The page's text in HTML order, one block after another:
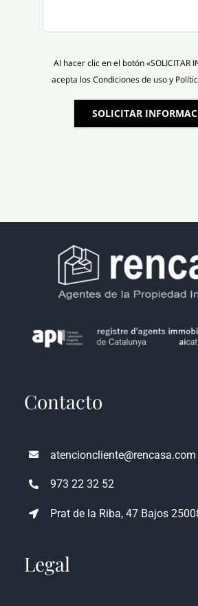
Al hacer clic en el botón «SOLICITAR
acepta los Condiciones de uso y
SOLICITAR
Contacto
atencioncliente@rencasa.com
973 22 32 52
Prat de la Riba, 47 Bajos
Legal